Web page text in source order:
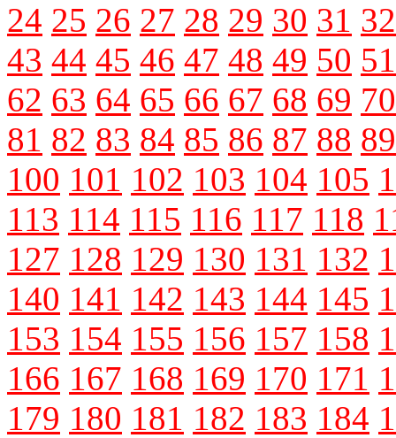
24 25 26 27 28 29 30 31 32
43 44 45 46 47 48 49 50 51
62 63 64 65 66 67 68 69 70
81 82 83 84 85 86 87 88 89
100 101 102 103 104 105
113 114 115 116 117 118
127 128 129 130 131 132
140 141 142 143 144 145
153 154 155 156 157 158
166 167 168 169 170 171
179 180 181 182 183 184